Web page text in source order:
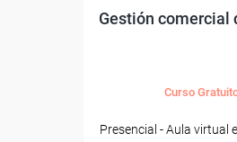
Gestión comercial
Curso
Presencial - Aula virtual